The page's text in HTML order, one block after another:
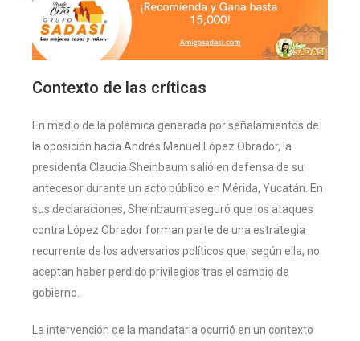
Contexto de las críticas
En medio de la polémica generada por señalamientos de
la oposición hacia Andrés Manuel López Obrador, la
presidenta Claudia Sheinbaum salió en defensa de su
antecesor durante un acto público en Mérida, Yucatán. En
sus declaraciones, Sheinbaum aseguró que los ataques
contra López Obrador forman parte de una estrategia
recurrente de los adversarios políticos que, según ella, no
aceptan haber perdido privilegios tras el cambio de
gobierno.
La intervención de la mandataria ocurrió en un contexto